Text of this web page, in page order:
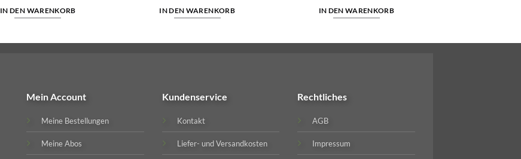
IN DEN WARENKORB IN DEN WARENKORB IN DEN WARENKORB
Mein Account
Meine Bestellungen
Meine Abos
Kundenservice
Kontakt
Liefer- und Versandkosten
Rechtliches
AGB
Impressum